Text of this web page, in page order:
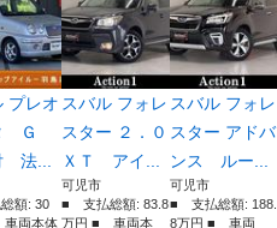
プレオ
Ｇ
法...
額: 30
両本体
スバル フォレ
スター ２．０
ＸＴ アイ...
可児市
■ 支払総額: 83.8
万円 ■ 車両本
スバル フォレ
スター アドバ
ンス ルー...
可児市
■ 支払総額: 188.
8万円 ■ 車両